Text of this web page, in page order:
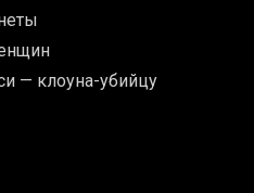
— клоуна-убийцу